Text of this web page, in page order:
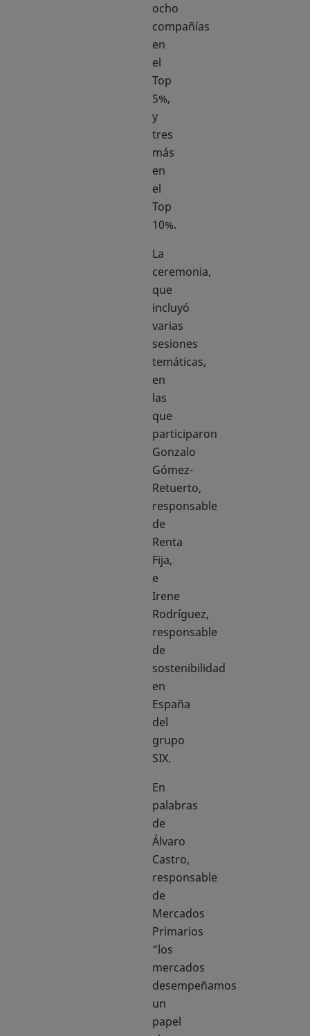
ocho
compañías
en
el
Top
5%,
y
tres
más
en
el
Top
10%.
La
ceremonia,
que
incluyó
varias
sesiones
temáticas,
en
las
que
participaron
Gonzalo
Gómez-
Retuerto,
responsable
de
Renta
Fija,
e
Irene
Rodríguez,
responsable
de
sostenibilidad
en
España
del
grupo
SIX.
En
palabras
de
Álvaro
Castro,
responsable
de
Mercados
Primarios
“los
mercados
desempeñamos
un
papel